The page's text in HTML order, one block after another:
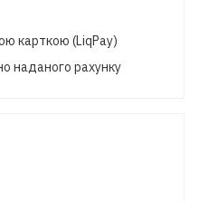
карткою (LiqPay)
наданого рахунку